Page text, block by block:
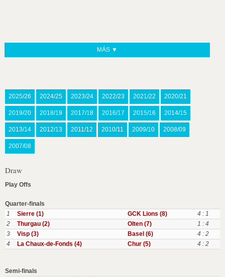
MÁS ▼
2025/26 2024/25 2023/24 2022/23 2021/22 2020/21
2019/20 2018/19 2017/18 2016/17 2015/16 2014/15
2013/14 2012/13 2011/12 2010/11 2009/10 2008/09
2007/08
Draw
Play Offs
Quarter-finals
1
Sierre (1) GCK Lions (8)
4 : 1
2
Thurgau (2) Olten (7)
1 : 4
3
Visp (3) Basel (6)
4 : 2
4
La Chaux-de-Fonds (4) Chur (5) 4 : 2
Semi-finals